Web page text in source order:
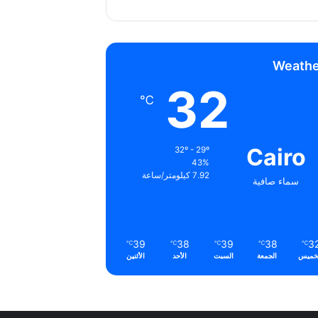
Cairo
سماء صافية
32
℃
32º - 29º
43%
7.92 كيلومتر/ساعة
℃
38
℃
الجمعة
39
℃
السبت
38
℃
الأحد
39
℃
الأثنين